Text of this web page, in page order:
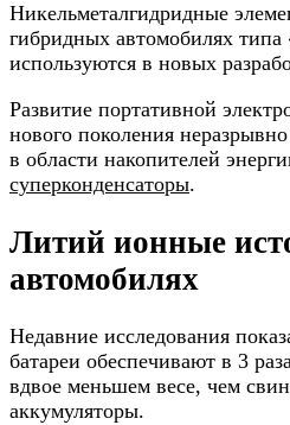
Никельметалгидридные
гибридных автомобилях
используются в новых
Развитие портативной
нового поколения
в области накопителей
суперконденсаторы.
Литий ионные
автомобилях
Недавние исследования
батареи обеспечивают в 3
вдвое меньшем весе, чем
аккумуляторы.